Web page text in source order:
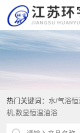
热门关键词： 水/气浴
机,数显恒温油浴